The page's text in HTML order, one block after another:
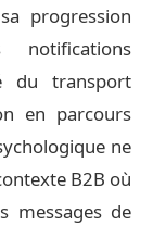
progression
du transport
en parcours
ne
B2B où
messages de